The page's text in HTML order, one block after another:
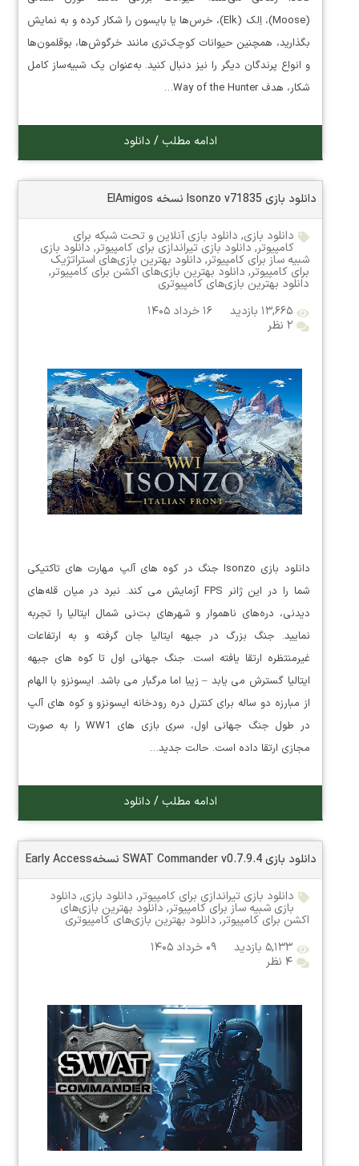
(Moose)، اِلک (Elk)، خرس‌ها یا بایسون را شکار کرده و به نمایش
بگذارید، همچنین حیوانات کوچک‌تری مانند خرگوش‌ها، بوقلمون‌ها
و انواع پرندگان دیگر را نیز دنبال کنید. به‌عنوان یک شبیه‌ساز کامل
شکار، هدف Way of the Hunter…
ادامه مطلب / دانلود
دانلود بازی Isonzo v71835 نسخه ElAmigos
دانلود بازی, دانلود بازی آنلاین و تحت شبکه برای
کامپیوتر, دانلود بازی تیراندازی برای کامپیوتر, دانلود بازی
شبیه ساز برای کامپیوتر, دانلود بهترین بازی‌های استراتژیک
برای کامپیوتر, دانلود بهترین بازی‌های اکشن برای کامپیوتر,
دانلود بهترین بازی‌های کامپیوتری
۱۳,۶۶۵ بازدید
۱۶ خرداد ۱۴۰۵
۲ نظر
دانلود بازی Isonzo جنگ در کوه های آلپ مهارت های تاکتیکی
شما را در این ژانر FPS آزمایش می کند. نبرد در میان قله‌های
دیدنی، دره‌های ناهموار و شهرهای بت‌نی شمال ایتالیا را تجربه
نمایید. جنگ بزرگ در جبهه ایتالیا جان گرفته و به ارتفاعات
غیرمنتظره ارتقا یافته است. جنگ جهانی اول تا کوه های جبهه
ایتالیا گسترش می یابد – زیبا اما مرگبار می باشد. ایسونزو با الهام
از مبارزه دو ساله برای کنترل دره رودخانه ایسونزو و کوه های آلپ
در طول جنگ جهانی اول، سری بازی های WW1 را به صورت
مجازی ارتقا داده است. حالت جدید…
ادامه مطلب / دانلود
دانلود بازی SWAT Commander v0.7.9.4 نسخهEarly Access
دانلود بازی تیراندازی برای کامپیوتر, دانلود بازی, دانلود
بازی شبیه ساز برای کامپیوتر, دانلود بهترین بازی‌های
اکشن برای کامپیوتر, دانلود بهترین بازی‌های کامپیوتری
۵,۱۳۳ بازدید
۰۹ خرداد ۱۴۰۵
۴ نظر